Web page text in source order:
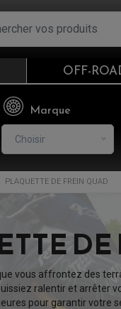
OFF-
Marque
Choisir
PLAQUETTE DE FREIN QUAD
vous affrontez des
ralentir et
pour garantir votre